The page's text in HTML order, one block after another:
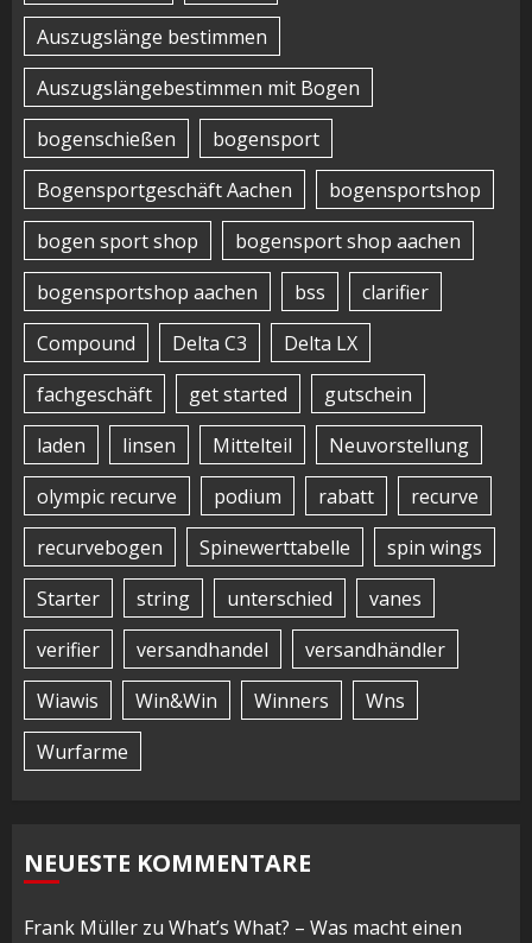
Auszugslänge bestimmen
Auszugslängebestimmen mit Bogen
bogenschießen
bogensport
Bogensportgeschäft Aachen
bogensportshop
bogen sport shop
bogensport shop aachen
bogensportshop aachen
bss
clarifier
Compound
Delta C3
Delta LX
fachgeschäft
get started
gutschein
laden
linsen Mittelteil
Neuvorstellung
olympic recurve
podium rabatt
recurve
recurvebogen
Spinewerttabelle
spin wings
Starter
string unterschied
vanes
verifier
versandhandel
versandhändler
Wiawis
Win&Win Winners
Wns
Wurfarme
NEUESTE KOMMENTARE
Frank Müller zu What’s What? – Was macht einen